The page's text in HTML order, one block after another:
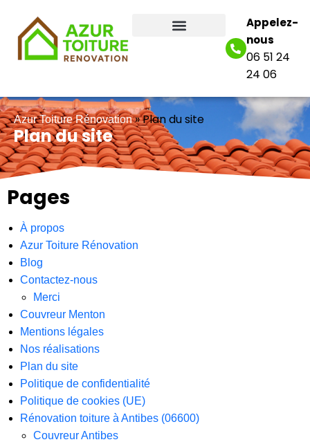
Appelez-
nous
06 51 24
24 06
Azur Toiture Rénovation»Plan du site
Plan du site
Pages
À propos
Azur Toiture Rénovation
Blog
Contactez-nous
Merci
Couvreur Menton
Mentions légales
Nos réalisations
Plan du site
Politique de confidentialité
Politique de cookies (UE)
Rénovation toiture à Antibes (06600)
Couvreur Antibes